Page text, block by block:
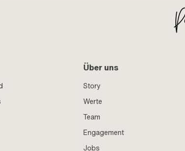
Über uns
Story
Werte
Team
Engagement
Jobs